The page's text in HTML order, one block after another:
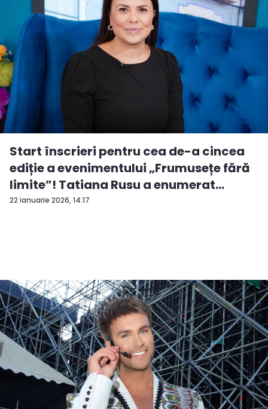
22 ianuarie 2026, 14:17
Start înscrieri pentru cea de-a cincea
ediție a evenimentului „Frumusețe fără
limite”! Tatiana Rusu a enumerat
criter...